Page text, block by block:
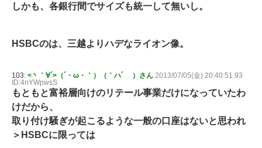
しかも、各銀行間でサイズも統一して無いし。
HSBCのは、三越よりハデなライオン像。
103: <丶｀∀´>（´・ω・｀）（｀ハ´ ）さん 2013/07/05(金) 20:40:51.93
ID:4nYWpwsS
もともと富裕層向けのリテール事業だけになっていたわ
けだから、
取り付け騒ぎが起こるような一般の口座はないと思われ
＞HSBCに限っては